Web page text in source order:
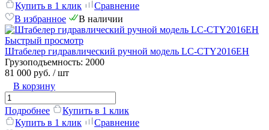
Купить в 1 клик
Сравнение
В избранное
В наличии
Быстрый просмотр
Штабелер гидравлический ручной модель LC-CTY2016EH
Грузоподъемность: 2000
81 000 руб. / шт
В корзину
Подробнее
Купить в 1 клик
Купить в 1 клик
Сравнение